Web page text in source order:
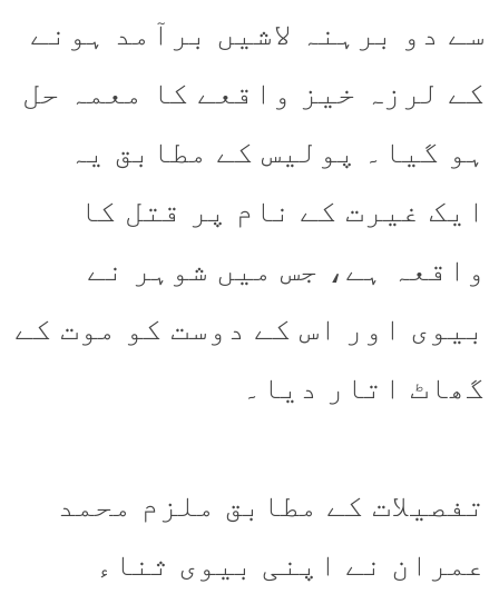
سے دو برہنہ لاشیں برآمد ہونے
کے لرزہ خیز واقعے کا معمہ حل
ہو گیا۔ پولیس کے مطابق یہ
ایک غیرت کے نام پر قتل کا
واقعہ ہے، جس میں شوہر نے
بیوی اور اس کے دوست کو موت کے
گھاٹ اتار دیا۔
تفصیلات کے مطابق ملزم محمد
عمران نے اپنی بیوی ثناء